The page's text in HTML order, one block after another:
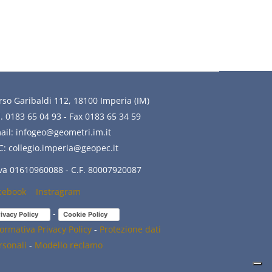
Garibaldi 112, 18100 Imperia (IM)
0183 65 04 93 - Fax 0183 65 34 59
infogeo@geometri.im.it
collegio.imperia@geopec.it
01610960088 - C.F. 80007920087
(link
is
external)
Instragram
is
external)
Policy (link is external)
- Cookie Policy
Privacy Policy - Protezione dati
- Modello reclamo